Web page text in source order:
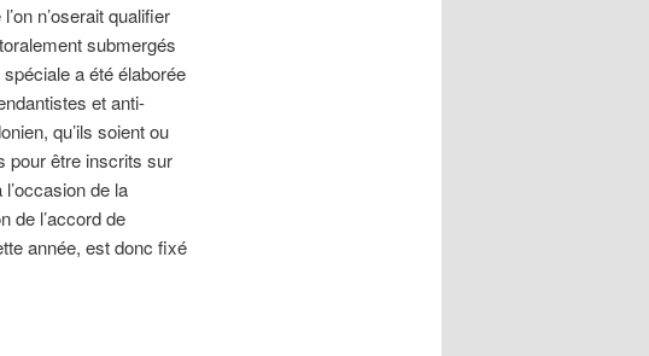
n’oserait qualifier
submergés
a été élaborée
et anti-
qu’ils soient ou
pour être inscrits sur
de la
de l’accord de
année, est donc fixé